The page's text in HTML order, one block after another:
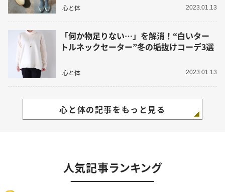
心と体 2023.01.13
「何か物足りない…」を解消！“白いター
トルネックセーター”冬の垢抜けコーデ3選
心と体 2023.01.13
心と体の記事をもっと見る
人気記事ランキング